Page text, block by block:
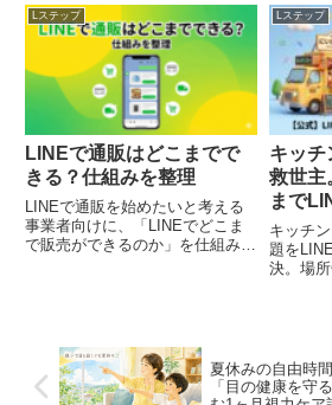
（相談
て提示
ップを活用した高単価商材の成約
率を上げる具体的な設計手順を紹
Lステップ
LINEで通販はどこまでで
きる？仕組みを整理
LINEで通販を始めたいと考える
事業者向けに、「LINEでどこま
で販売ができるのか」を仕組みか
過度に推奨するのではなく、自社
の販売目的・商品特性・運用体制
に照らして導入可否を判断できる
Lステップ
キッチ
救世主
まで
キッチ
題を
決。場
夏休みの自由時
「目の健康を守